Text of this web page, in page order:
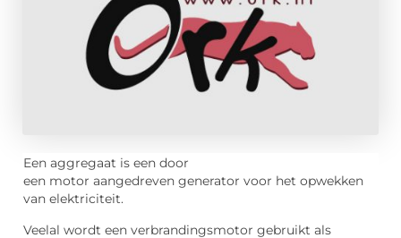
Een aggregaat is een door
een motor aangedreven generator voor het opwekken
van elektriciteit.
Veelal wordt een verbrandingsmotor gebruikt als